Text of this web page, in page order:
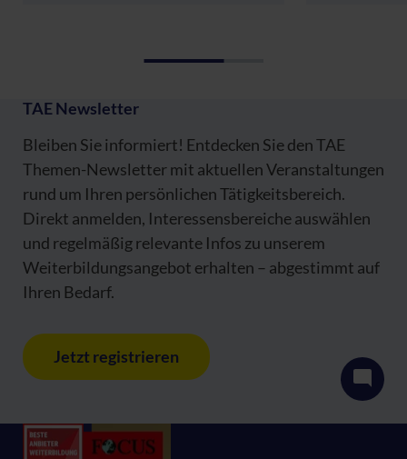
TAE Newsletter
Bleiben Sie informiert! Entdecken Sie den TAE
Themen-Newsletter mit aktuellen Veranstaltungen
rund um Ihren persönlichen Tätigkeitsbereich.
Direkt anmelden, Interessensbereiche auswählen
und regelmäßig relevante Infos zu unserem
Weiterbildungsangebot erhalten – abgestimmt auf
Ihren Bedarf.
Jetzt registrieren